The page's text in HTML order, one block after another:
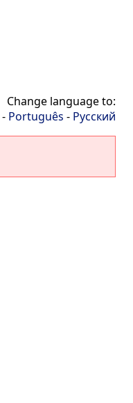
Change language to:
- Português - Русский